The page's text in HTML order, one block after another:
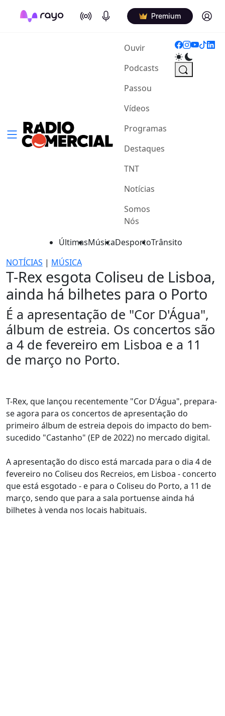
On Air Podcasts Premium Log in
Ouvir(current)
Podcasts
Passou
Vídeos
Programas
Destaques
TNT
Notícias
Somos
Nós
ÚltimasMúsicaDesportoTrânsito
NOTÍCIAS | MÚSICA
T-Rex esgota Coliseu de Lisboa,
ainda há bilhetes para o Porto
É a apresentação de "Cor D'Água",
álbum de estreia. Os concertos são
a 4 de fevereiro em Lisboa e a 11
de março no Porto.
T-Rex, que lançou recentemente "Cor D'Água", prepara-
se agora para os concertos de apresentação do
primeiro álbum de estreia depois do impacto do bem-
sucedido "Castanho" (EP de 2022) no mercado digital.
A apresentação do disco está marcada para o dia 4 de
fevereiro no Coliseu dos Recreios, em Lisboa - concerto
que está esgotado - e para o Coliseu do Porto, a 11 de
março, sendo que para a sala portuense ainda há
bilhetes à venda nos locais habituais.